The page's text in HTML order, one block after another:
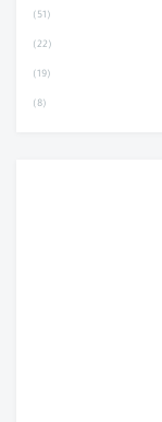
(51)
(22)
(19)
(8)